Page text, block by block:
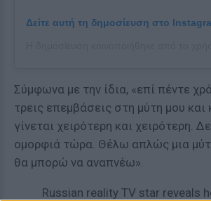
Δείτε αυτή τη δημοσίευση στο
Σύμφωνα με την ίδια, «επί πέντε
τρεις επεμβάσεις στη μύτη μου
γίνεται χειρότερη και χειρότερη.
ομορφιά τώρα. Θέλω απλώς μια
θα μπορώ να αναπνέω».
Russian reality TV star reveals